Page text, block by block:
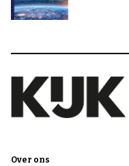
Over ons